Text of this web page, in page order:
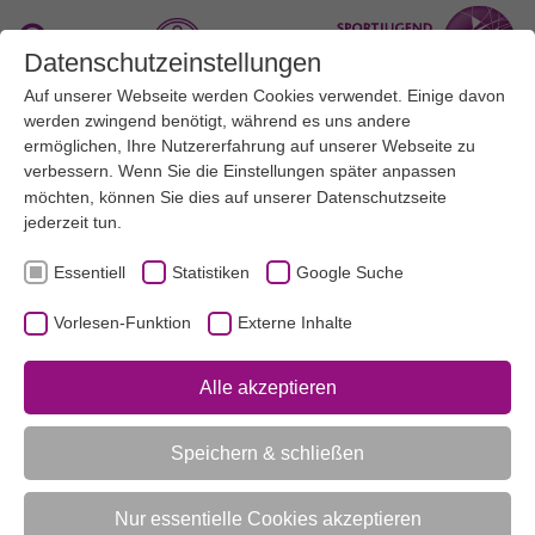
Zum Hauptinhalt springen
Suche
Menü
UNSERE THEMEN
KINDER- UND JUGENDFREIZEITEN
AKTUELL:
BEST-PRACTICE-BEISPIELE AKTUELL:
BURG VERTEIDIGUNG
UNTERMENÜ
Best-Practice-Beispiele für Methoden
und Spiele im Sportverein
Burg Verteidigung
Datenschutzeinstellungen
Auf unserer Webseite werden Cookies verwendet. Einige davon
werden zwingend benötigt, während es uns andere
ermöglichen, Ihre Nutzererfahrung auf unserer Webseite zu
verbessern. Wenn Sie die Einstellungen später anpassen
möchten, können Sie dies auf unserer Datenschutzseite
jederzeit tun.
Essentiell Statistiken Google Suche
Vorlesen-Funktion Externe Inhalte
Alle akzeptieren
Speichern & schließen
Nur essentielle Cookies akzeptieren